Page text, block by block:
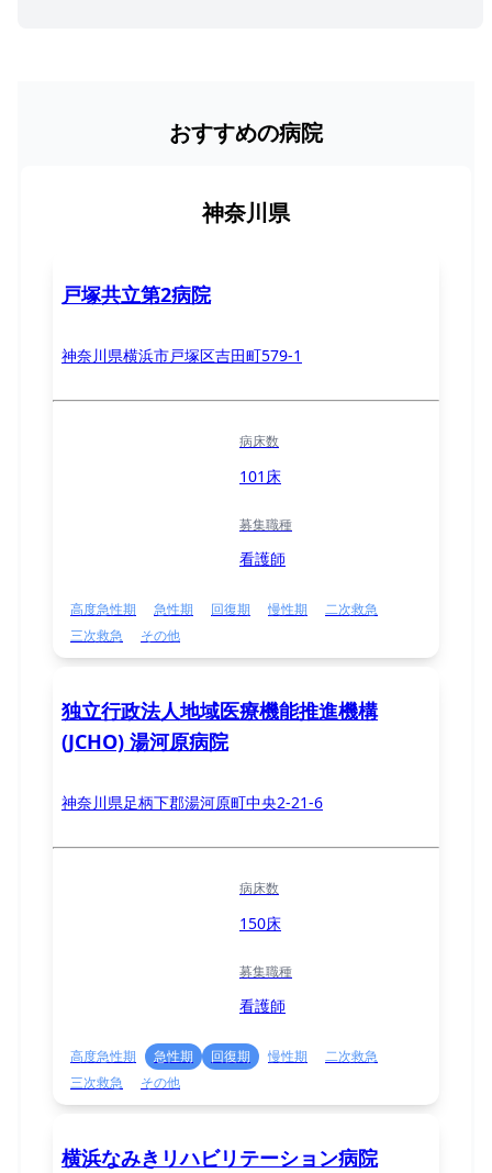
おすすめの病院
神奈川県
戸塚共立第2病院
神奈川県横浜市戸塚区吉田町579-1
病床数
101床
募集職種
看護師
高度急性期 急性期 回復期 慢性期
二次救急
三次救急
その他
独立行政法人地域医療機能推進機構
(JCHO) 湯河原病院
神奈川県足柄下郡湯河原町中央2-21-6
病床数
150床
募集職種
看護師
高度急性期 急性期 回復期 慢性期
二次救急
三次救急
その他
横浜なみきリハビリテーション病院